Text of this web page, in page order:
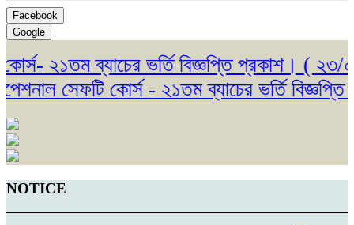
Facebook
Google
২১তম ব্যাচের ভর্তি বিজ্ঞপ্তি প্রকাশ। ( ২৩/০৫/
সেফটি কোর্স - ২১তম ব্যাচের ভর্তি বিজ্ঞপ্তি
NOTICE